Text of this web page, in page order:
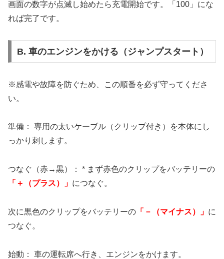
画面の数字が点滅し始めたら充電開始です。「100」にな
れば完了です。
B. 車のエンジンをかける（ジャンプスタート）
※感電や故障を防ぐため、この順番を必ず守ってくださ
い。
準備： 専用の太いケーブル（クリップ付き）を本体にし
っかり刺します。
つなぐ（赤→黒）： * まず赤色のクリップをバッテリーの
「＋（プラス）」 につなぐ。
次に黒色のクリップをバッテリーの 「－（マイナス）」 に
つなぐ。
始動： 車の運転席へ行き、エンジンをかけます。